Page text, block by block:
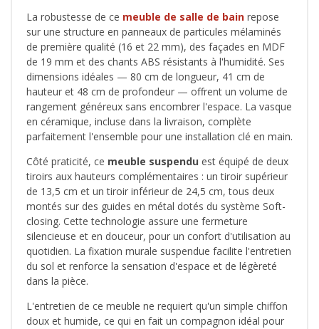
La robustesse de ce meuble de salle de bain repose
sur une structure en panneaux de particules mélaminés
de première qualité (16 et 22 mm), des façades en MDF
de 19 mm et des chants ABS résistants à l'humidité. Ses
dimensions idéales — 80 cm de longueur, 41 cm de
hauteur et 48 cm de profondeur — offrent un volume de
rangement généreux sans encombrer l'espace. La vasque
en céramique, incluse dans la livraison, complète
parfaitement l'ensemble pour une installation clé en main.
Côté praticité, ce meuble suspendu est équipé de deux
tiroirs aux hauteurs complémentaires : un tiroir supérieur
de 13,5 cm et un tiroir inférieur de 24,5 cm, tous deux
montés sur des guides en métal dotés du système Soft-
closing. Cette technologie assure une fermeture
silencieuse et en douceur, pour un confort d'utilisation au
quotidien. La fixation murale suspendue facilite l'entretien
du sol et renforce la sensation d'espace et de légèreté
dans la pièce.
L'entretien de ce meuble ne requiert qu'un simple chiffon
doux et humide, ce qui en fait un compagnon idéal pour